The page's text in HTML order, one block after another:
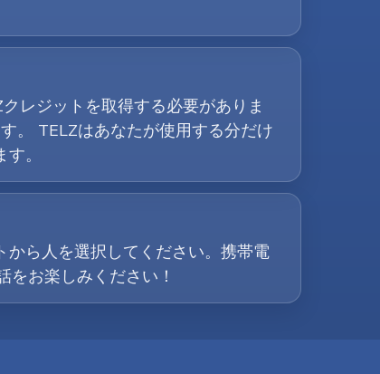
レジットを取得する必要がありま
。 TELZはあなたが使用する分だけ
。
ら人を選択してください。携帯電
お楽しみください！